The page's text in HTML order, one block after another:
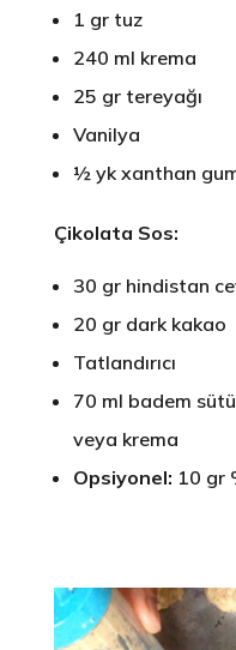
1 gr tuz
240 ml krema
25 gr tereyağı
Vanilya
½ yk xanthan
Çikolata Sos:
30 gr hindistan
20 gr dark kakao
Tatlandırıcı
70 ml badem
veya krema
Opsiyonel: 10 gr